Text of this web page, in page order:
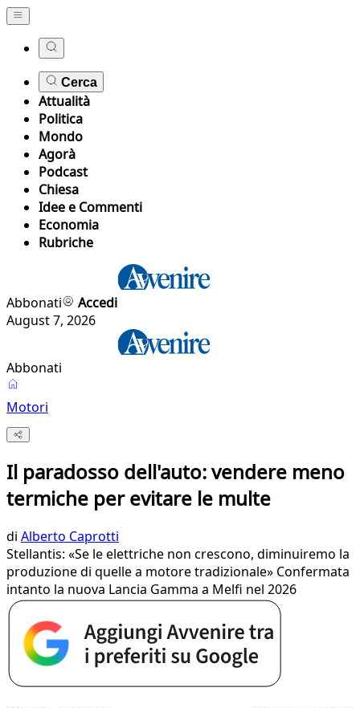
Cerca
Attualità
Politica
Mondo
Agorà
Podcast
Chiesa
Idee e Commenti
Economia
Rubriche
Abbonati
Accedi
August 7, 2026
Abbonati
Motori
Il paradosso dell'auto: vendere meno
termiche per evitare le multe
di Alberto Caprotti
Stellantis: «Se le elettriche non crescono, diminuiremo la
produzione di quelle a motore tradizionale» Confermata
intanto la nuova Lancia Gamma a Melfi nel 2026